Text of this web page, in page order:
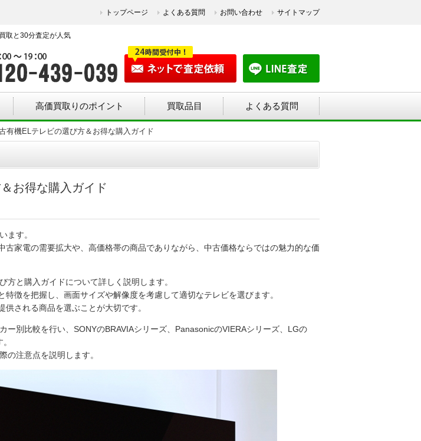
トップページ よくある質問 お問い合わせ サイトマップ
取と30分査定が人気
高価買取りのポイント 買取品目 よくある質問
有機ELテレビの選び方＆お得な購入ガイド
お得な購入ガイド
ます。
古家電の需要拡大や、高価格帯の商品でありながら、中古価格ならではの魅力的な価
方と購入ガイドについて詳しく説明します。
徴を把握し、画面サイズや解像度を考慮して適切なテレビを選びます。
される商品を選ぶことが大切です。
ー別比較を行い、SONYのBRAVIAシリーズ、PanasonicのVIERAシリーズ、LGの
の注意点を説明します。